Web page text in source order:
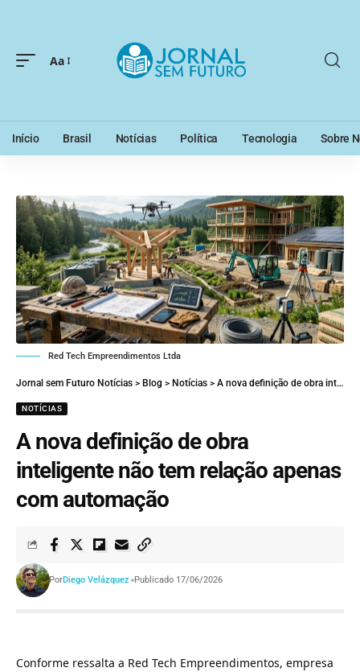
Aa
Início Brasil Notícias Política Tecnologia Sobre
Red Tech Empreendimentos Ltda
Jornal sem Futuro Notícias > Blog > Notícias > A nova definição de obra inteligente não tem relação apenas com automação
NOTÍCIAS
A nova definição de obra
inteligente não tem relação apenas
com automação
PorDiego Velázquez Publicado 17/06/2026
Conforme ressalta a Red Tech Empreendimentos, empresa